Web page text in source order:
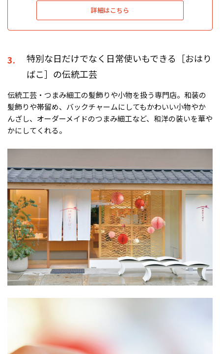
詳細はこちら
3.
特別な日だけでなく日常使いもできる［おはり
ばこ］の伝統工芸
伝統工芸・つまみ細工の髪飾りや小物を扱う専門店。和装の
髪飾りや帯留め、バックチャームにしてもかわいい小物やか
んざし、オーダーメイドのつまみ細工など、和洋の装いを華や
かにしてくれる。